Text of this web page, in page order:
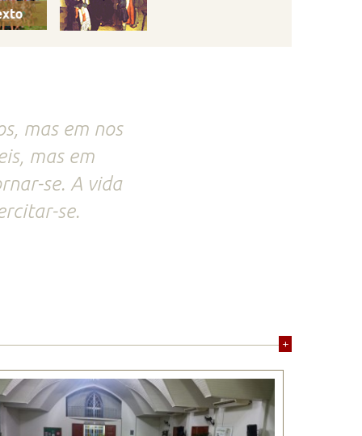
mas em nos
mas em
se. A vida
se.
+